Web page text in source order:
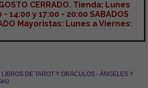
CERRADO. Tienda: Lunes
14:00 y 17:00 - 20:00 SABADOS
Mayoristas: Lunes a Viernes:
LIBROS DE TAROT Y ORÁCULOS
ÁNGELES Y